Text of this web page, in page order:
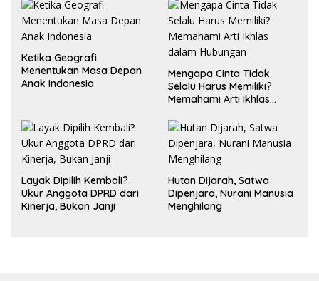
Ketika Geografi
Menentukan Masa Depan
Anak Indonesia
Mengapa Cinta Tidak
Selalu Harus Memiliki?
Memahami Arti Ikhlas
Layak Dipilih Kembali?
Ukur Anggota DPRD dari
Kinerja, Bukan Janji
Hutan Dijarah, Satwa
Dipenjara, Nurani Manusia
Menghilang